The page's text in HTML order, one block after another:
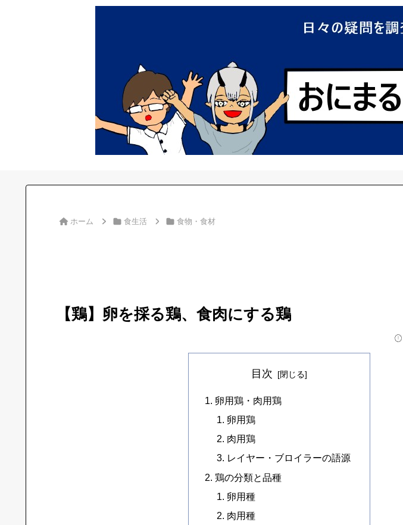
ホーム 食生活 食物・食材
【鶏】卵を採る鶏、食肉にする鶏
目次
卵用鶏・肉用鶏
卵用鶏
肉用鶏
レイヤー・ブロイラーの語源
鶏の分類と品種
卵用種
肉用種